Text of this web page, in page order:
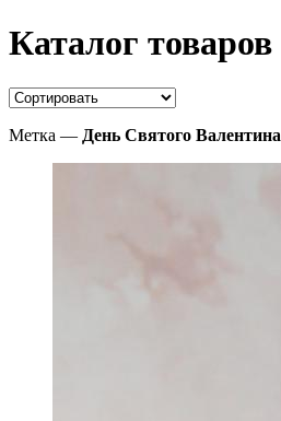
Каталог товаров
Метка — День Святого Валентина